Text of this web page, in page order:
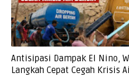
Antisipasi Dampak El Nino,
Langkah Cepat Cegah Krisis